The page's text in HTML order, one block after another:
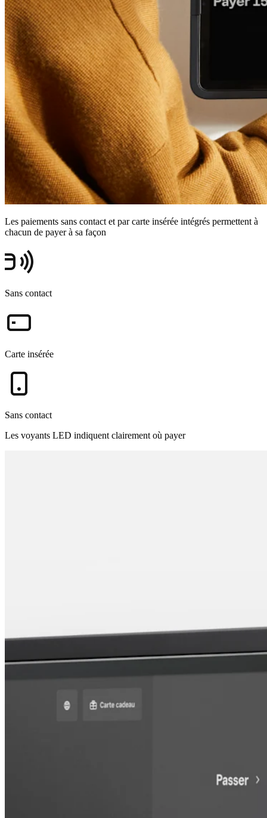
Les paiements sans contact et par carte insérée intégrés permettent à
chacun de payer à sa façon
Sans contact
Carte insérée
Sans contact
Les voyants LED indiquent clairement où payer